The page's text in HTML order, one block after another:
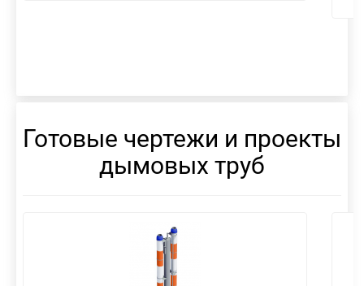
Готовые чертежи и проекты
дымовых труб